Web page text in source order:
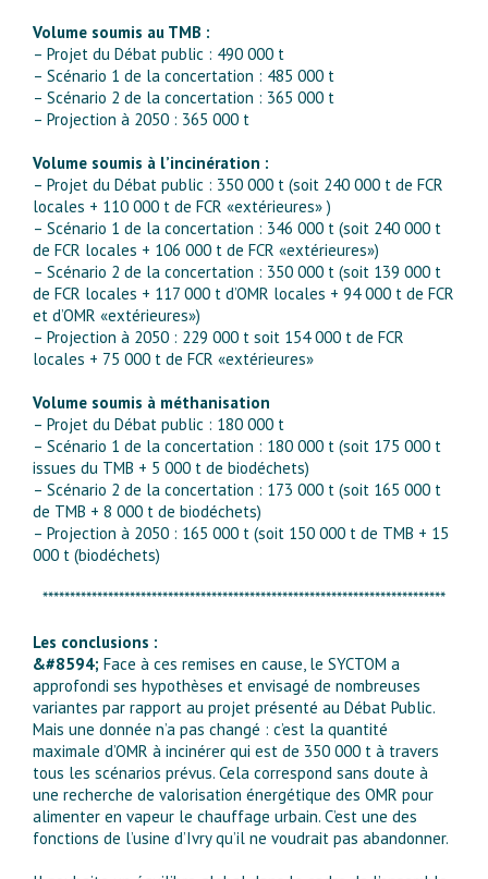
Volume soumis au TMB :
– Projet du Débat public : 490 000 t
– Scénario 1 de la concertation : 485 000 t
– Scénario 2 de la concertation : 365 000 t
– Projection à 2050 : 365 000 t
Volume soumis à l’incinération :
– Projet du Débat public : 350 000 t (soit 240 000 t de FCR
locales + 110 000 t de FCR «extérieures» )
– Scénario 1 de la concertation : 346 000 t (soit 240 000 t
de FCR locales + 106 000 t de FCR «extérieures»)
– Scénario 2 de la concertation : 350 000 t (soit 139 000 t
de FCR locales + 117 000 t d’OMR locales + 94 000 t de FCR
et d’OMR «extérieures»)
– Projection à 2050 : 229 000 t soit 154 000 t de FCR
locales + 75 000 t de FCR «extérieures»
Volume soumis à méthanisation
– Projet du Débat public : 180 000 t
– Scénario 1 de la concertation : 180 000 t (soit 175 000 t
issues du TMB + 5 000 t de biodéchets)
– Scénario 2 de la concertation : 173 000 t (soit 165 000 t
de TMB + 8 000 t de biodéchets)
– Projection à 2050 : 165 000 t (soit 150 000 t de TMB + 15
000 t (biodéchets)
**************************************************************************
Les conclusions :
&#8594; Face à ces remises en cause, le SYCTOM a
approfondi ses hypothèses et envisagé de nombreuses
variantes par rapport au projet présenté au Débat Public.
Mais une donnée n’a pas changé : c’est la quantité
maximale d’OMR à incinérer qui est de 350 000 t à travers
tous les scénarios prévus. Cela correspond sans doute à
une recherche de valorisation énergétique des OMR pour
alimenter en vapeur le chauffage urbain. C’est une des
fonctions de l’usine d’Ivry qu’il ne voudrait pas abandonner.